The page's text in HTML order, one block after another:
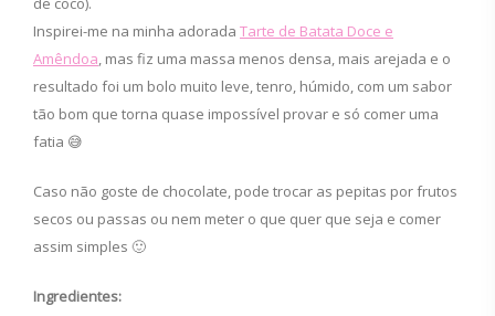
Inspirei-me na minha adorada Tarte de Batata Doce e
Amêndoa, mas fiz uma massa menos densa, mais arejada e o
resultado foi um bolo muito leve, tenro, húmido, com um sabor
tão bom que torna quase impossível provar e só comer uma
fatia 😅
Caso não goste de chocolate, pode trocar as pepitas por frutos
secos ou passas ou nem meter o que quer que seja e comer
assim simples 🙂
Ingredientes: